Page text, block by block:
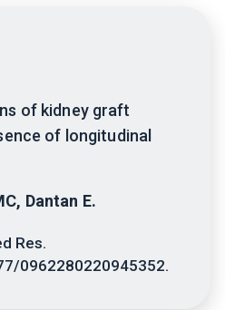
of kidney graft
of longitudinal
Dantan E.
Res.
0962280220945352.